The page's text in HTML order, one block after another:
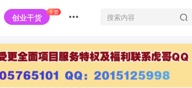
创业干货
干货